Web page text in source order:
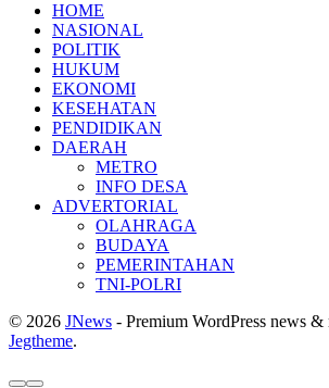
HOME
NASIONAL
POLITIK
HUKUM
EKONOMI
KESEHATAN
PENDIDIKAN
DAERAH
METRO
INFO DESA
ADVERTORIAL
OLAHRAGA
BUDAYA
PEMERINTAHAN
TNI-POLRI
© 2026 JNews - Premium WordPress news &
Jegtheme.